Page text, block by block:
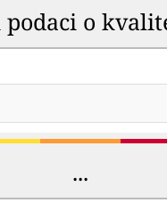
podaci o
...